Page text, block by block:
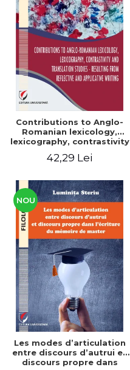
Contributions to Anglo-
Romanian lexicology,
lexicography, contrastivity
Resulting from reflective
42,29 Lei
NOU
Les modes d’articulation
entre discours d’autrui et
discours propre dans